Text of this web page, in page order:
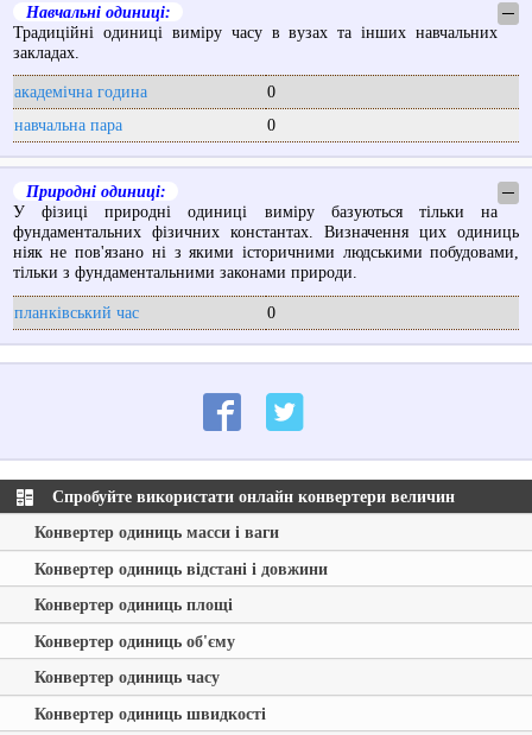
Навчальні одиниці:
─
Традиційні одиниці виміру часу в вузах та інших навчальних
закладах.
академічна година
0
навчальна пара
0
Природні одиниці:
─
У фізиці природні одиниці виміру базуються тільки на
фундаментальних фізичних константах. Визначення цих одиниць
ніяк не пов'язано ні з якими історичними людськими побудовами,
тільки з фундаментальними законами природи.
планківський час 0
Спробуйте використати онлайн конвертери величин
Конвертер одиниць масси і ваги
Конвертер одиниць відстані і довжини
Конвертер одиниць площі
Конвертер одиниць об'єму
Конвертер одиниць часу
Конвертер одиниць швидкості